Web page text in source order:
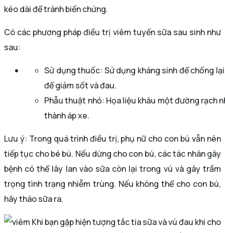
kéo dài để tránh biến chứng.
Có các phương pháp điều trị viêm tuyến sữa sau sinh như
sau:
Sử dụng thuốc: Sử dụng kháng sinh để chống
để giảm sốt và đau.
Phẫu thuật nhỏ: Họa liệu khâu một đường rạch
thành áp xe.
Lưu ý: Trong quá trình điều trị, phụ nữ cho con bú vẫn nên
tiếp tục cho bé bú. Nếu dừng cho con bú, các tác nhân gây
bệnh có thể lây lan vào sữa còn lại trong vú và gây trầm
trọng tình trạng nhiễm trùng. Nếu không thể cho con bú,
hãy tháo sữa ra.
Khi bạn gặp hiện tượng tắc tia sữa và vú đau khi cho